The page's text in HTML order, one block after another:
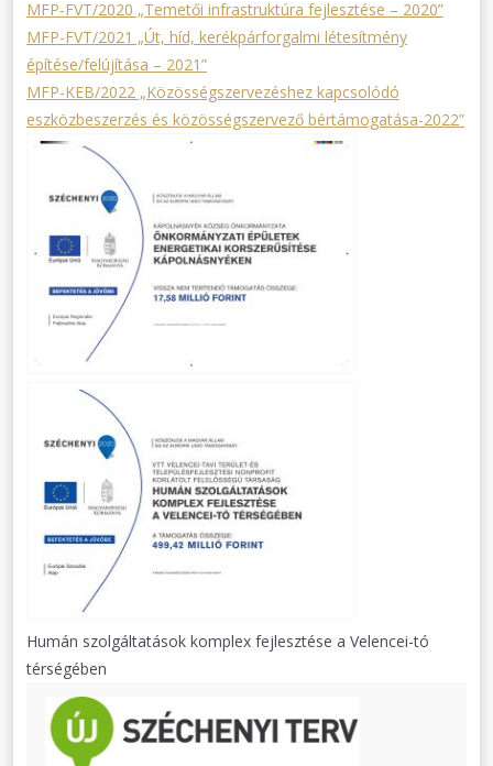
MFP-FVT/2020 „Temetői infrastruktúra fejlesztése – 2020”
MFP-FVT/2021 „Út, híd, kerékpárforgalmi létesítmény
építése/felújítása – 2021”
MFP-KEB/2022 „Közösségszervezéshez kapcsolódó
eszközbeszerzés és közösségszervező bértámogatása-2022”
Humán szolgáltatások komplex fejlesztése a Velencei-tó
térségében